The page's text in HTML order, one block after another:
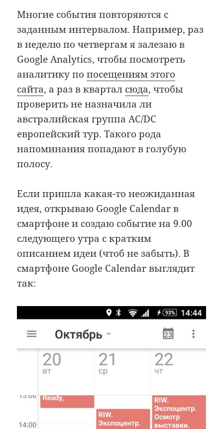
Многие события повторяются с
заданным интервалом. Например, раз
в неделю по четвергам я залезаю в
Google Analytics, чтобы посмотреть
аналитику попосещениям этого
сайта, а раз в квартал сюда, чтобы
проверить не назначила ли
австралийская группа AC/DC
европейский тур. Такого рода
напоминания попадают в голубую
полосу.
Если пришла какая-то неожиданная
идея, открываю Google Calendar в
смартфоне и создаю событие на 9.00
следующего утра с кратким
описанием идеи (чтоб не забыть). В
смартфоне Google Calendar выглядит
так: